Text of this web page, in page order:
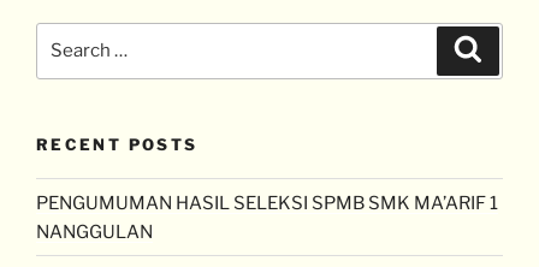
RECENT POSTS
PENGUMUMAN HASIL SELEKSI SPMB SMK MA’ARIF 1
NANGGULAN